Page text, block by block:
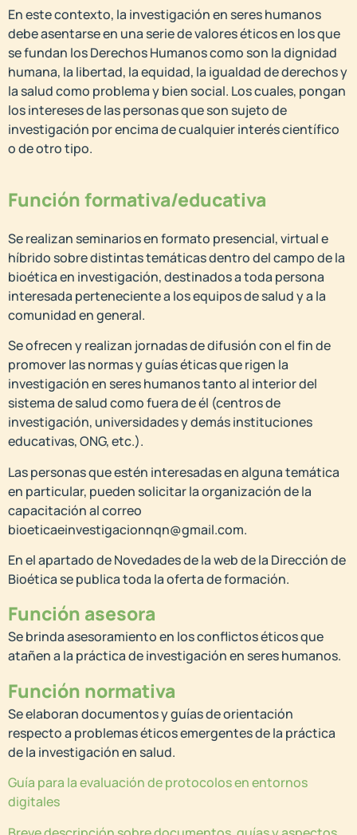
En este contexto, la investigación en seres humanos
debe asentarse en una serie de valores éticos en los que
se fundan los Derechos Humanos como son la dignidad
humana, la libertad, la equidad, la igualdad de derechos y
la salud como problema y bien social. Los cuales, pongan
los intereses de las personas que son sujeto de
investigación por encima de cualquier interés científico
o de otro tipo.
Función formativa/educativa
Se realizan seminarios en formato presencial, virtual e
híbrido sobre distintas temáticas dentro del campo de la
bioética en investigación, destinados a toda persona
interesada perteneciente a los equipos de salud y a la
comunidad en general.
Se ofrecen y realizan jornadas de difusión con el fin de
promover las normas y guías éticas que rigen la
investigación en seres humanos tanto al interior del
sistema de salud como fuera de él (centros de
investigación, universidades y demás instituciones
educativas, ONG, etc.).
Las personas que estén interesadas en alguna temática
en particular, pueden solicitar la organización de la
capacitación al correo
bioeticaeinvestigacionnqn@gmail.com.
En el apartado de Novedades de la web de la Dirección de
Bioética se publica toda la oferta de formación.
Función asesora
Se brinda asesoramiento en los conflictos éticos que
atañen a la práctica de investigación en seres humanos.
Función normativa
Se elaboran documentos y guías de orientación
respecto a problemas éticos emergentes de la práctica
de la investigación en salud.
Guía para la evaluación de protocolos en entornos
digitales